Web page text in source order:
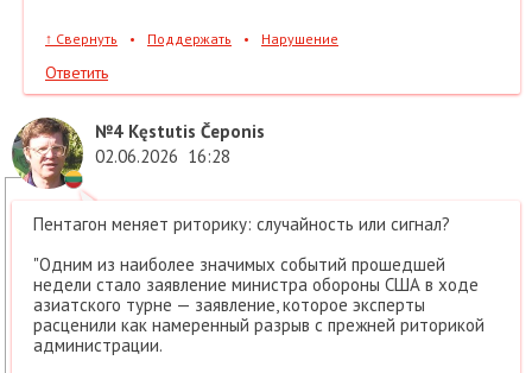
↑ Свернуть • Поддержать • Нарушение
Ответить
№4 Kęstutis Čeponis
02.06.2026 16:28
Пентагон меняет риторику: случайность или сигнал?
"Одним из наиболее значимых событий прошедшей
недели стало заявление министра обороны США в ходе
азиатского турне — заявление, которое эксперты
расценили как намеренный разрыв с прежней риторикой
администрации.